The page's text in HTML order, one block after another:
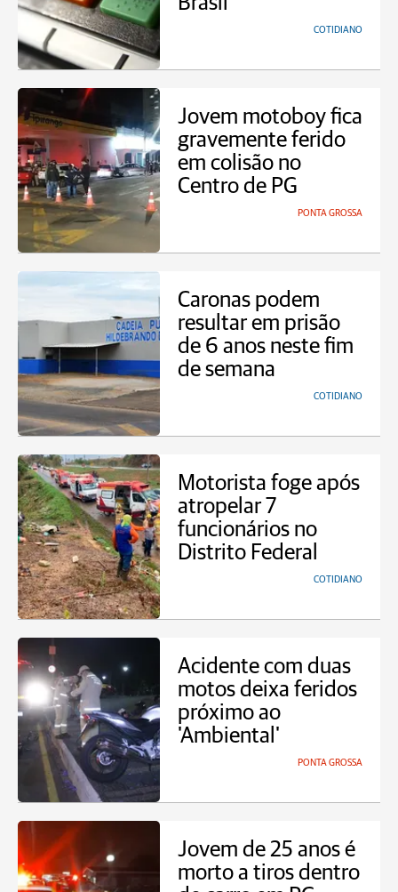
COTIDIANO
Jovem motoboy fica
gravemente ferido
em colisão no
Centro de PG
PONTA GROSSA
Caronas podem
resultar em prisão
de 6 anos neste fim
de semana
COTIDIANO
Motorista foge após
atropelar 7
funcionários no
Distrito Federal
COTIDIANO
Acidente com duas
motos deixa feridos
próximo ao
'Ambiental'
PONTA GROSSA
Jovem de 25 anos é
morto a tiros dentro